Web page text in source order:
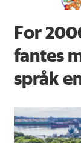
For
fantes
språk